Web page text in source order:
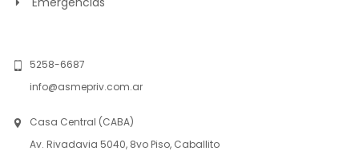
5258-6687
info@asmepriv.com.ar
Casa Central (CABA)
Av. Rivadavia 5040, 8vo Piso, Caballito